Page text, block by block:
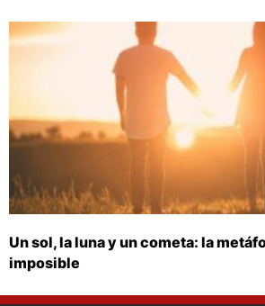
Un sol, la luna y un cometa: la
imposible